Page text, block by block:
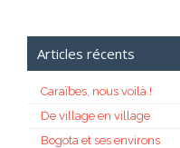
Articles récents
Caraïbes, nous voilà !
De village en village
Bogota et ses environs